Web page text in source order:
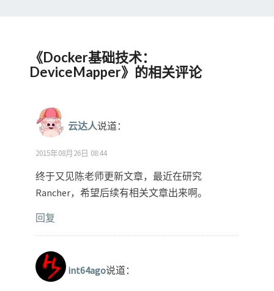
《Docker基础技术：
DeviceMapper》的相关评论
云达人说道：
2015年08月26日 08:44
终于又见陈老师更新文章，最近在研究
Rancher，希望后续有相关文章出来啊。
回复
int64ago说道：